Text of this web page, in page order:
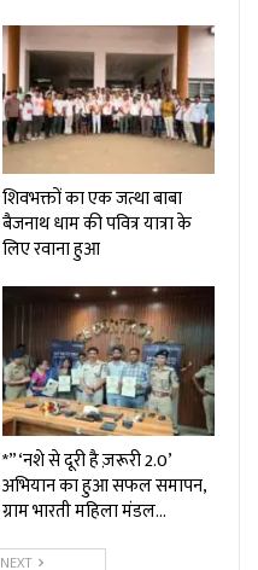
शिवभक्तों का एक जत्था बाबा
बैजनाथ धाम की पवित्र यात्रा के
लिए रवाना हुआ
*”‘नशे से दूरी है ज़रूरी 2.0’
अभियान का हुआ सफल समापन,
ग्राम भारती महिला मंडल…
NEXT